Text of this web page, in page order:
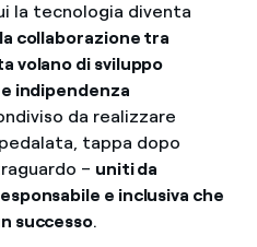
la tecnologia diventa
la collaborazione tra
volano di sviluppo
indipendenza
da realizzare
tappa dopo
– uniti da
e inclusiva che
successo.